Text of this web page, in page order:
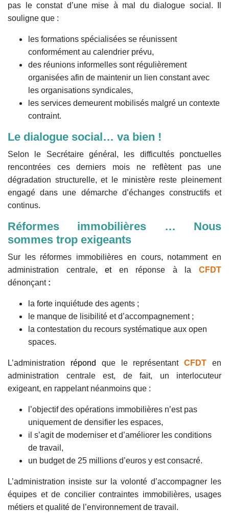
pas le constat d’une mise à mal du dialogue social. Il
souligne que :
les formations spécialisées se réunissent
conformément au calendrier prévu,
des réunions informelles sont régulièrement
organisées afin de maintenir un lien constant avec
les organisations syndicales,
les services demeurent mobilisés malgré un contexte
contraint.
Le dialogue social… va bien !
Selon le Secrétaire général, les difficultés ponctuelles
rencontrées ces derniers mois ne reflètent pas une
dégradation structurelle, et le ministère reste pleinement
engagé dans une démarche d’échanges constructifs et
continus.
Réformes immobilières … Nous
sommes trop exigeants
Sur les réformes immobilières en cours, notamment en
administration centrale, et en réponse à laCFDT
dénonçant :
la forte inquiétude des agents ;
le manque de lisibilité et d’accompagnement ;
la contestation du recours systématique aux open
spaces.
L’administration répond que le représentantCFDT en
administration centrale est, de fait, un interlocuteur
exigeant, en rappelant néanmoins que :
l’objectif des opérations immobilières n’est pas
uniquement de densifier les espaces,
il s’agit de moderniser et d’améliorer les conditions
de travail,
un budget de 25 millions d’euros y est consacré.
L’administration insiste sur la volonté d’accompagner les
équipes et de concilier contraintes immobilières, usages
métiers et qualité de l’environnement de travail.